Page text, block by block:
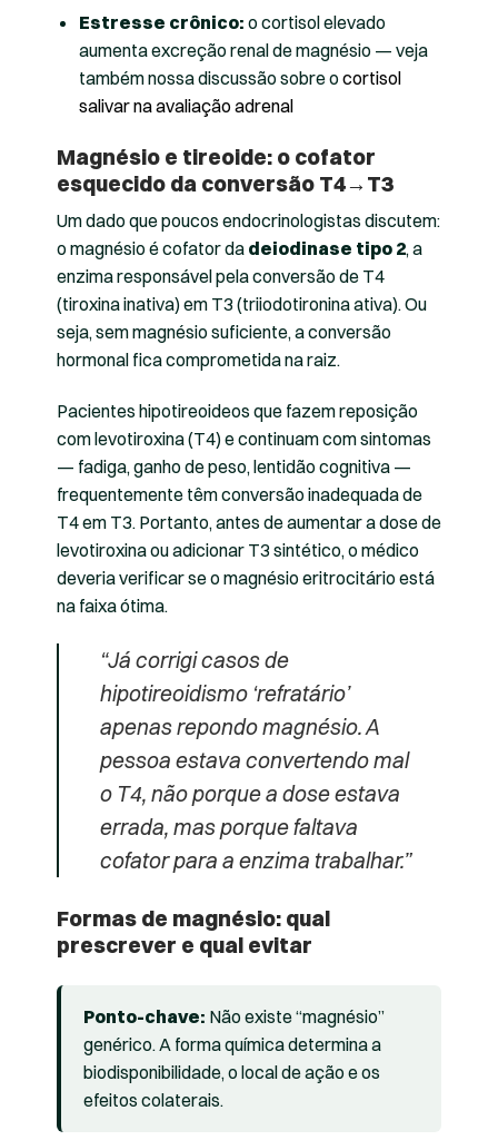
Estresse crônico: o cortisol elevado
aumenta excreção renal de magnésio — veja
também nossa discussão sobre ocortisol
salivar na avaliação adrenal
Magnésio e tireoide: o cofator
esquecido da conversão T4→T3
Um dado que poucos endocrinologistas discutem:
o magnésio é cofator da deiodinase tipo 2, a
enzima responsável pela conversão de T4
(tiroxina inativa) em T3 (triiodotironina ativa). Ou
seja, sem magnésio suficiente, a conversão
hormonal fica comprometida na raiz.
Pacientes hipotireoideos que fazem reposição
com levotiroxina (T4) e continuam com sintomas
— fadiga, ganho de peso, lentidão cognitiva —
frequentemente têm conversão inadequada de
T4 em T3. Portanto, antes de aumentar a dose de
levotiroxina ou adicionar T3 sintético, o médico
deveria verificar se o magnésio eritrocitário está
na faixa ótima.
“Já corrigi casos de
hipotireoidismo ‘refratário’
apenas repondo magnésio. A
pessoa estava convertendo mal
o T4, não porque a dose estava
errada, mas porque faltava
cofator para a enzima trabalhar.”
Formas de magnésio: qual
prescrever e qual evitar
Ponto-chave: Não existe “magnésio”
genérico. A forma química determina a
biodisponibilidade, o local de ação e os
efeitos colaterais.